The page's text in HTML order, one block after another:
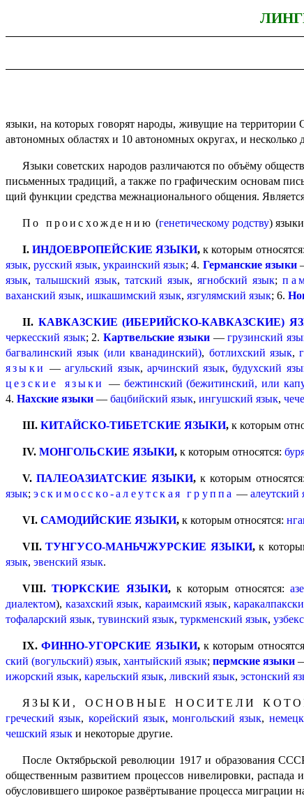
языки, на которых говорят народы, живущие на
автономных областях и 10 автономных округах, и несколько
Языки советских народов различаются по объёму
письменных традиций, а также по графическим основам
щий функции средства межнацио­наль­но­го общения.
По происхождению (генетическому родству)
I.ИНДОЕВРОПЕЙСКИЕ ЯЗЫКИ, к которым
язык,русский язык,украинский язык; 4. Германские языки
язык,талыш­ский язык,татский язык,ягнобский язык;
ваханский язык, ишкашимский язык, язгулямский язык; 6.
II. КАВКАЗСКИЕ (ИБЕРИЙСКО-КАВКАЗСКИЕ)
черкесский язык; 2.Картвельские языки—грузинский
багвалинский язык (или кванадинский), ботлихский язык,
языки —агульский язык, арчинский язык,будухский
цезские языки
— бежтинский (бежитинский, или
4. Нахские языки — бацбийский язык, ингушский язык,
III. КИТАЙСКО-ТИБЕТСКИЕ ЯЗЫКИ, к которым
IV. МОНГОЛЬСКИЕ ЯЗЫКИ, к которым относятся:
V.ПАЛЕОАЗИАТСКИЕ ЯЗЫКИ, к которым относятся:
язык; эскимосско-алеутская группа —алеутский
VI. САМОДИЙСКИЕ ЯЗЫКИ, к которым относятся:
VII.ТУНГУСО-МАНЬЧЖУРСКИЕ ЯЗЫКИ,к
язык, эвенский язык.
VIII.ТЮРКСКИЕ ЯЗЫКИ,к которым относятся:
диалектом), казахский язык, караимский язык,
тофаларский язык, тувинский язык, туркменский язык,
IХ.ФИННО-УГОРСКИЕ ЯЗЫКИ,к которым
ский (вогульский) язык,хантыйский язык;пермские языки
ижорский язык, карельский язык, ливский язык, эстонский
ЯЗЫКИ, ОСНОВНЫЕ НОСИТЕЛИ
греческий язык, корейский язык,монгольский язык,
чешский язык и некоторые другие.
После Октябрьской революции 1917 и образования
обществен­ным развитием процессов нивелировки, распада
обусловившего широкое развёр­ты­ва­ние процесса